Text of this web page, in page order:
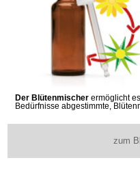
Der Blütenmischer ermöglicht
Bedürfnisse abgestimmte,
zum